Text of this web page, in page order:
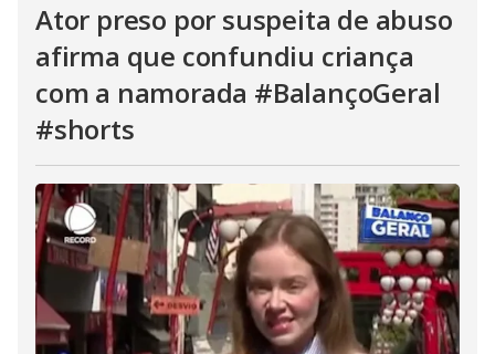
Ator preso por suspeita de abuso
afirma que confundiu criança
com a namorada #BalançoGeral
#shorts